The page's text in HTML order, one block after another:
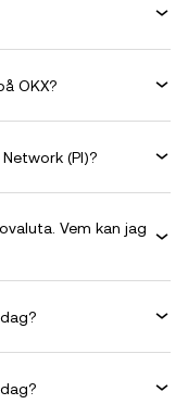
OKX?
(PI)?
Vem kan jag